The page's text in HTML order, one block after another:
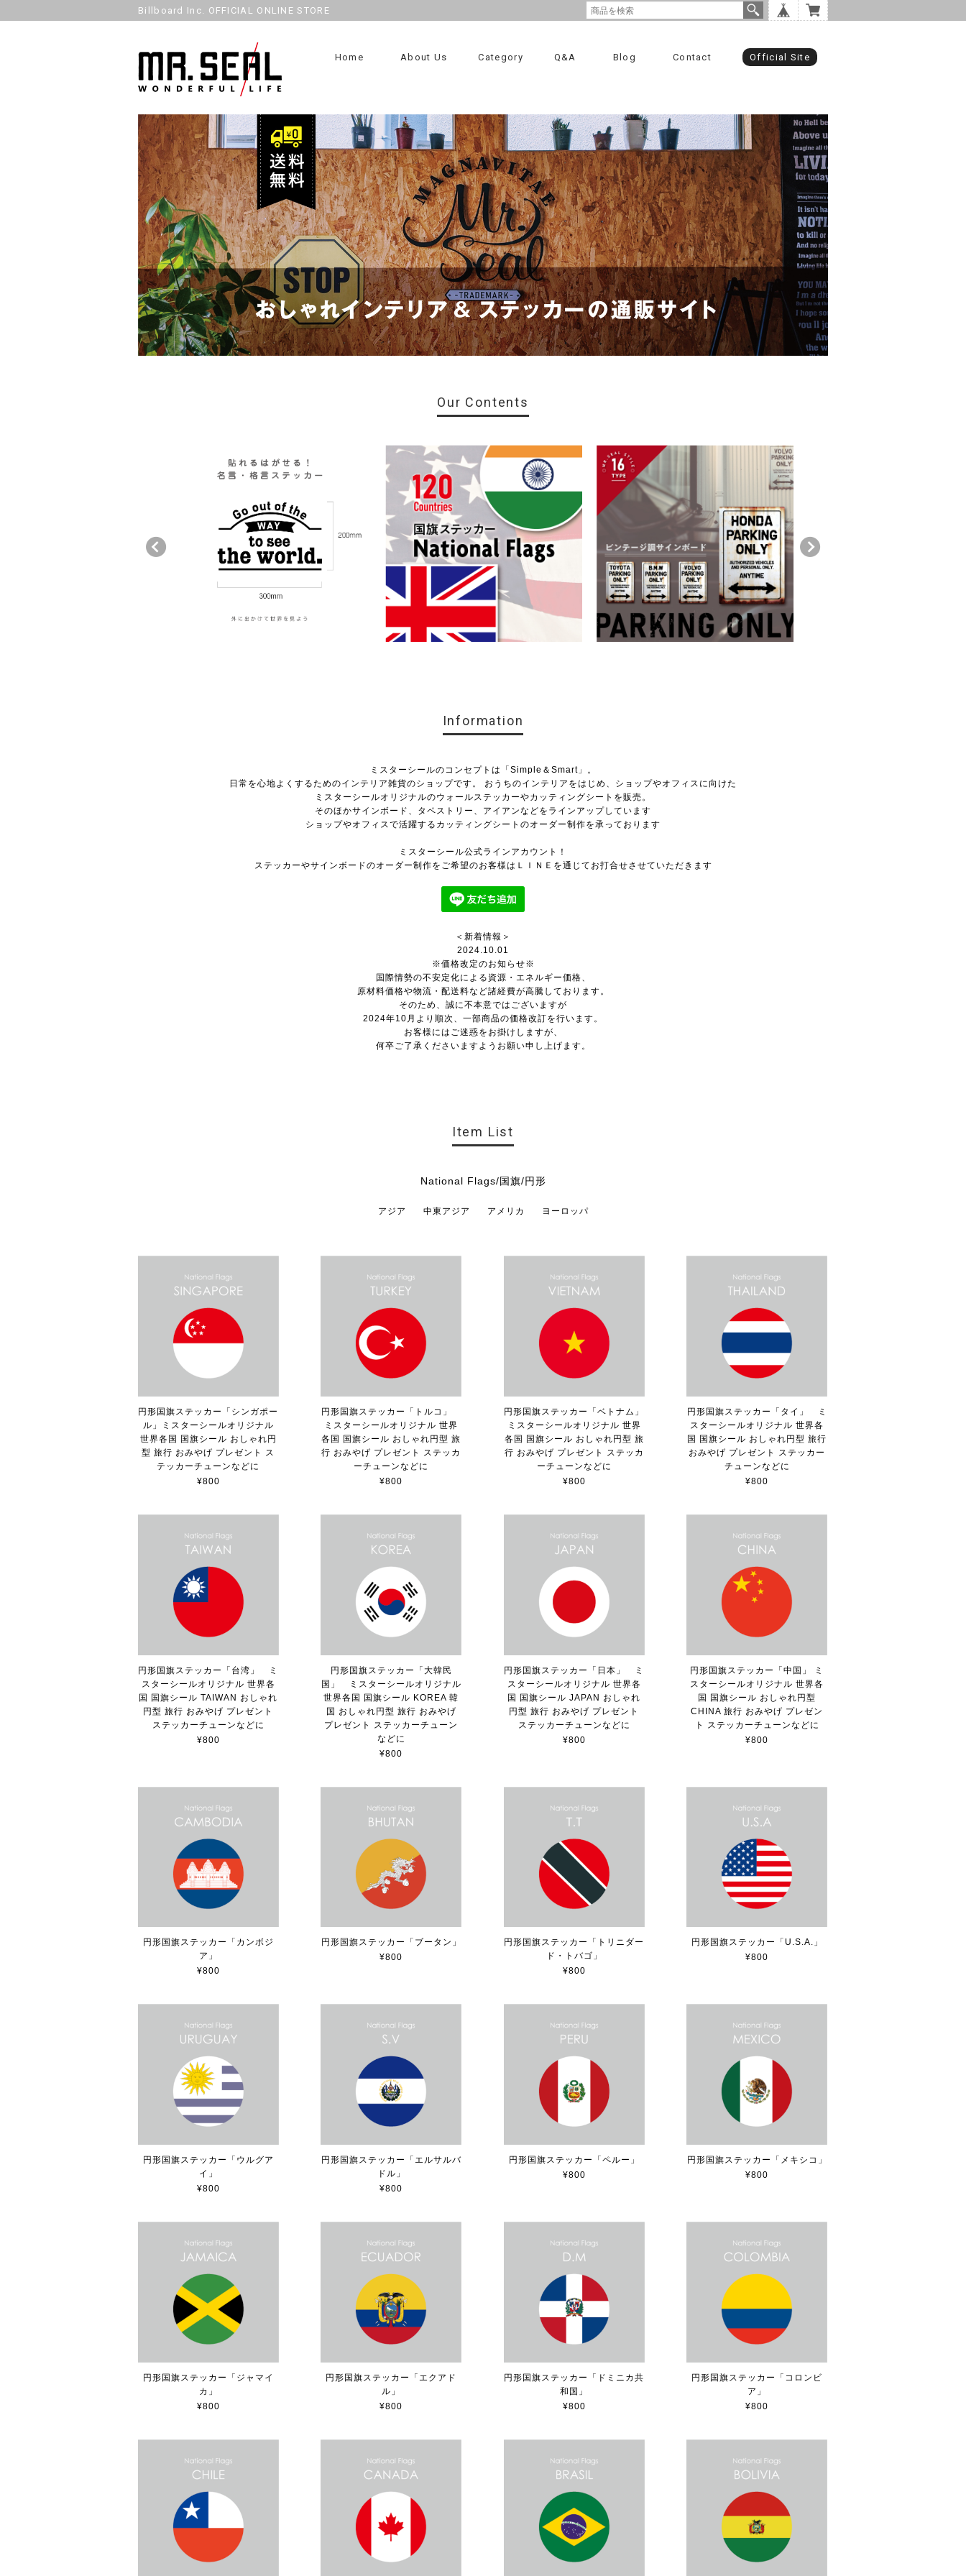
Billboard Inc. OFFICIAL ONLINE STORE
Home About Us Category Q&A Blog Contact Official Site
Our Contents
Information
ミスターシールのコンセプトは「Simple＆Smart」。
日常を心地よくするためのインテリア雑貨のショップです。 おうちのインテリアをはじめ、ショップやオフィスに向けた
ミスターシールオリジナルのウォールステッカーやカッティングシートを販売。
そのほかサインボード、タペストリー、アイアンなどをラインアップしています
ショップやオフィスで活躍するカッティングシートのオーダー制作を承っております
ミスターシール公式ラインアカウント！
ステッカーやサインボードのオーダー制作をご希望のお客様はＬＩＮＥを通じてお打合せさせていただきます
＜新着情報＞
2024.10.01
※価格改定のお知らせ※
国際情勢の不安定化による資源・エネルギー価格、
原材料価格や物流・配送料など諸経費が高騰しております。
そのため、誠に不本意ではございますが
2024年10月より順次、一部商品の価格改訂を行います。
お客様にはご迷惑をお掛けしますが、
何卒ご了承くださいますようお願い申し上げます。
Item List
National Flags/国旗/円形
アジア 中東アジア アメリカ ヨーロッパ
円形国旗ステッカー「シンガポー
ル」ミスターシールオリジナル
世界各国 国旗シール おしゃれ円
型 旅行 おみやげ プレゼント ス
テッカーチューンなどに
¥800
円形国旗ステッカー「トルコ」
ミスターシールオリジナル 世界
各国 国旗シール おしゃれ円型 旅
行 おみやげ プレゼント ステッカ
ーチューンなどに
¥800
円形国旗ステッカー「ベトナム」
ミスターシールオリジナル 世界
各国 国旗シール おしゃれ円型 旅
行 おみやげ プレゼント ステッカ
ーチューンなどに
¥800
円形国旗ステッカー「タイ」 ミ
スターシールオリジナル 世界各
国 国旗シール おしゃれ円型 旅行
おみやげ プレゼント ステッカー
チューンなどに
¥800
円形国旗ステッカー「台湾」 ミ
スターシールオリジナル 世界各
国 国旗シール TAIWAN おしゃれ
円型 旅行 おみやげ プレゼント
ステッカーチューンなどに
¥800
円形国旗ステッカー「大韓民
国」 ミスターシールオリジナル
世界各国 国旗シール KOREA 韓
国 おしゃれ円型 旅行 おみやげ
プレゼント ステッカーチューン
などに
¥800
円形国旗ステッカー「日本」 ミ
スターシールオリジナル 世界各
国 国旗シール JAPAN おしゃれ
円型 旅行 おみやげ プレゼント
ステッカーチューンなどに
¥800
円形国旗ステッカー「中国」 ミ
スターシールオリジナル 世界各
国 国旗シール おしゃれ円型
CHINA 旅行 おみやげ プレゼン
ト ステッカーチューンなどに
¥800
円形国旗ステッカー「カンボジ
ア」
¥800
円形国旗ステッカー「ブータン」
¥800
円形国旗ステッカー「トリニダー
ド・トバゴ」
¥800
円形国旗ステッカー「U.S.A.」
¥800
円形国旗ステッカー「ウルグア
イ」
¥800
円形国旗ステッカー「エルサルバ
ドル」
¥800
円形国旗ステッカー「ペルー」
¥800
円形国旗ステッカー「メキシコ」
¥800
円形国旗ステッカー「ジャマイ
カ」
¥800
円形国旗ステッカー「エクアド
ル」
¥800
円形国旗ステッカー「ドミニカ共
和国」
¥800
円形国旗ステッカー「コロンビ
ア」
¥800